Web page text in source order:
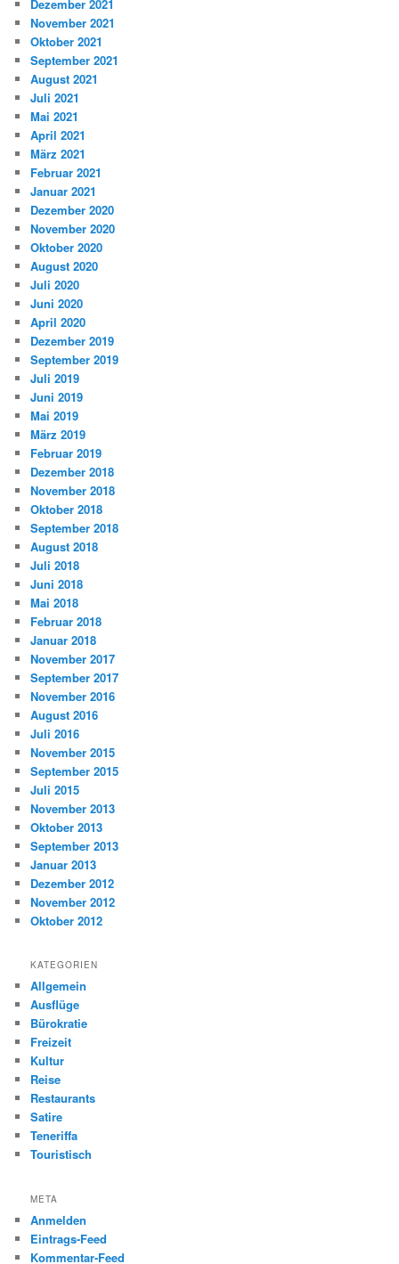
Dezember 2021
November 2021
Oktober 2021
September 2021
August 2021
Juli 2021
Mai 2021
April 2021
März 2021
Februar 2021
Januar 2021
Dezember 2020
November 2020
Oktober 2020
August 2020
Juli 2020
Juni 2020
April 2020
Dezember 2019
September 2019
Juli 2019
Juni 2019
Mai 2019
März 2019
Februar 2019
Dezember 2018
November 2018
Oktober 2018
September 2018
August 2018
Juli 2018
Juni 2018
Mai 2018
Februar 2018
Januar 2018
November 2017
September 2017
November 2016
August 2016
Juli 2016
November 2015
September 2015
Juli 2015
November 2013
Oktober 2013
September 2013
Januar 2013
Dezember 2012
November 2012
Oktober 2012
KATEGORIEN
Allgemein
Ausflüge
Bürokratie
Freizeit
Kultur
Reise
Restaurants
Satire
Teneriffa
Touristisch
META
Anmelden
Eintrags-Feed
Kommentar-Feed